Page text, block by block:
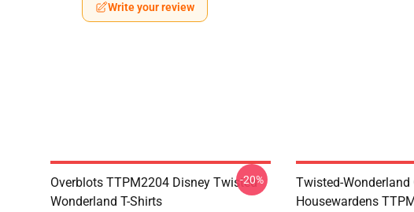
Write your review
Overblots TTPM2204 Disney Twisted
Wonderland T-Shirts
-20%
Twisted-Wonderland
Housewardens